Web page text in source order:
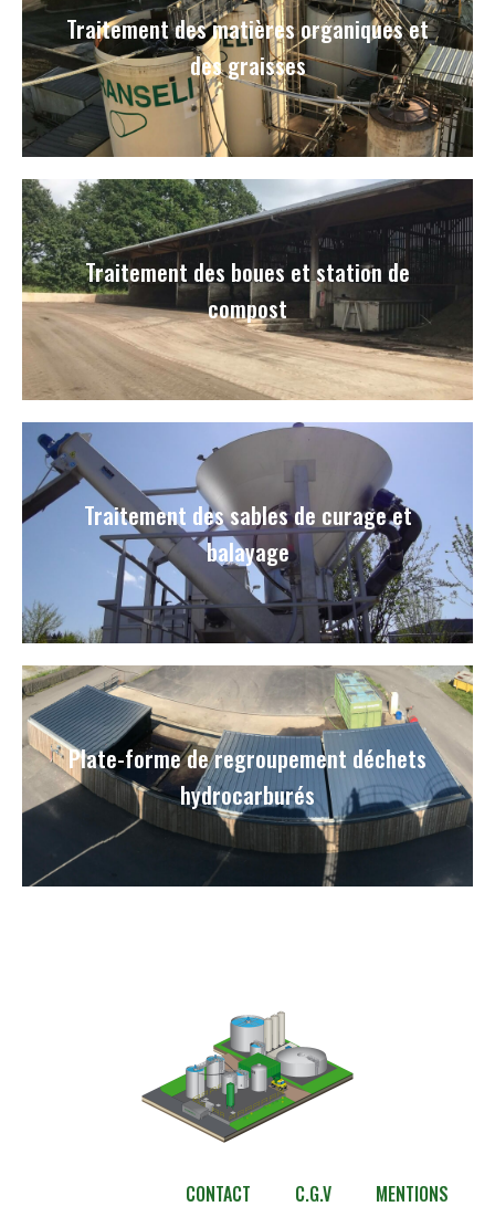
Traitement des matières organiques et
des graisses
Traitement des boues et station de
compost
Traitement des sables de curage et
balayage
Plate-forme de regroupement déchets
hydrocarburés
CONTACT C.G.V MENTIONS